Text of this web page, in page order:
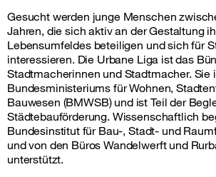
Gesucht werden junge Menschen
Jahren, die sich aktiv an der Gestaltung
Lebensumfeldes beteiligen und sich für
interessieren. Die Urbane Liga ist das
Stadtmacherinnen und Stadtmacher. Sie
Bundesministeriums für Wohnen,
Bauwesen (BMWSB) und ist Teil der
Städtebauförderung. Wissenschaftlich
Bundesinstitut für Bau-, Stadt- und
und von den Büros Wandelwerft und
unterstützt.